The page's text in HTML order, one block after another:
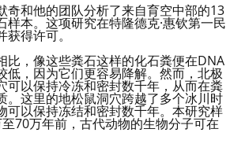
奇和他的团队分析了来自育空中部的13
样本。这项研究在特隆德克·惠钦第一民
获得许可。
比，像这些粪石这样的化石粪便在DNA
低，因为它们更容易降解。然而，北极
可以保持冷冻和密封数千年，从而在粪
。这里的地松鼠洞穴跨越了多个冰川时
可以保持冻结和密封数千年。本研究样
70万年前，古代动物的生物分子可在